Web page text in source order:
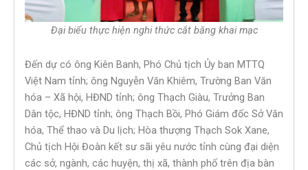
Đại biểu thực hiện nghi thức cắt băng khai mạc
Đến dự có ông Kiên Banh, Phó Chủ tịch Ủy ban MTTQ
Việt Nam tỉnh; ông Nguyễn Văn Khiêm, Trường Ban Văn
hóa – Xã hội, HĐND tỉnh; ông Thạch Giàu, Trưởng Ban
Dân tộc, HĐND tỉnh; ông Thạch Bồi, Phó Giám đốc Sở Văn
hóa, Thể thao và Du lịch; Hòa thượng Thạch Sok Xane,
Chủ tịch Hội Đoàn kết sư sãi yêu nước tỉnh cùng đại diện
các sở, ngành, các huyện, thị xã, thành phố trên địa bàn